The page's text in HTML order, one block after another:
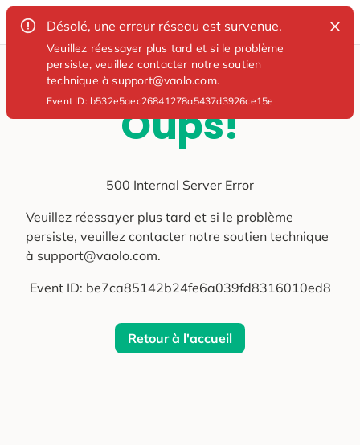
Désolé, une erreur réseau est survenue.
Veuillez réessayer plus tard et si le problème
persiste, veuillez contacter notre soutien
technique à support@vaolo.com.
Event ID: b532e5aec26841278a5437d3926ce15e
Oups!
500 Internal Server Error
Veuillez réessayer plus tard et si le problème
persiste, veuillez contacter notre soutien technique
à support@vaolo.com.
Event ID: be7ca85142b24fe6a039fd8316010ed8
Retour à l'accueil